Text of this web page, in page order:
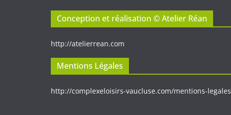
Conception et réalisation © Atelier Réan
http://atelierrean.com
Mentions Légales
http://complexeloisirs-vaucluse.com/mentions-legales